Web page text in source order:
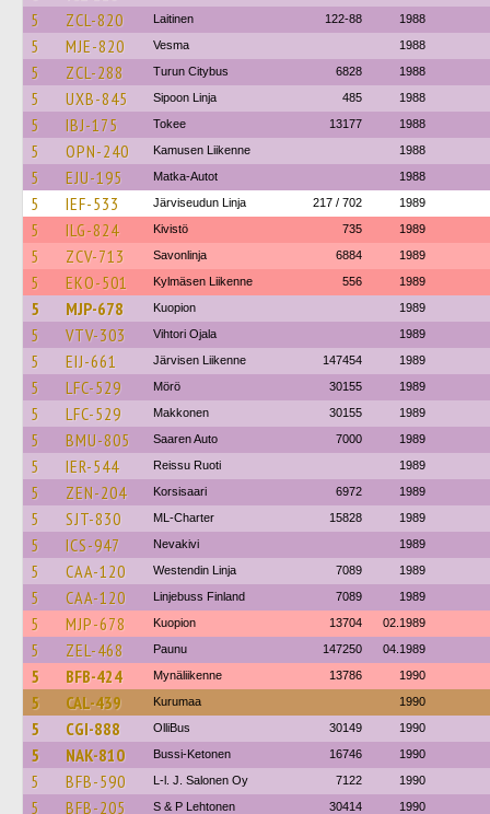
5 ZCL-820 Laitinen 122-88 1988
5 MJE-820 Vesma 1988
5 ZCL-288 Turun Citybus 6828 1988
5 UXB-845 Sipoon Linja 485 1988
5 IBJ-175 Tokee 13177 1988
5 OPN-240 Kamusen Liikenne 1988
5 EJU-195 Matka-Autot 1988
5 IEF-533 Järviseudun Linja 217 / 702 1989
5 ILG-824 Kivistö 735 1989
5 ZCV-713 Savonlinja 6884 1989
5 EKO-501 Kylmäsen Liikenne 556 1989
5 MJP-678 Kuopion 1989
5 VTV-303 Vihtori Ojala 1989
5 EIJ-661 Järvisen Liikenne 147454 1989
5 LFC-529 Mörö 30155 1989
5 LFC-529 Makkonen 30155 1989
5 BMU-805 Saaren Auto 7000 1989
5 IER-544 Reissu Ruoti 1989
5 ZEN-204 Korsisaari 6972 1989
5 SJT-830 ML-Charter 15828 1989
5 ICS-947 Nevakivi 1989
5 CAA-120 Westendin Linja 7089 1989
5 CAA-120 Linjebuss Finland 7089 1989
5 MJP-678 Kuopion 13704 02.1989
5 ZEL-468 Paunu 147250 04.1989
5 BFB-424 Mynäliikenne 13786 1990
5 CAL-439 Kurumaa 1990
5 CGI-888 OlliBus 30149 1990
5 NAK-810 Bussi-Ketonen 16746 1990
5 BFB-590 L-l. J. Salonen Oy 7122 1990
5 BFB-205 S & P Lehtonen 30414 1990